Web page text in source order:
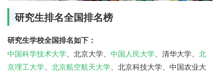
研究生排名全国排名榜
研究生学校全国排名如下：
中国科学技术大学、北京大学、 中国人民大学、清华大学、 北
京理工大学、 北京航空航天大学、北京科技大学、中国农业大